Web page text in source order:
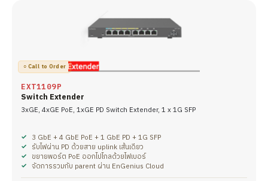
○ Call to Order
EXT1109P
Switch Extender
3xGE, 4xGE PoE, 1xGE PD Switch Extender, 1 x 1G SFP
3 GbE + 4 GbE PoE + 1 GbE PD + 1G SFP
รับไฟผ่าน PD ด้วยสาย uplink เส้นเดียว
ขยายพอร์ต PoE ออกไปไกลด้วยไฟเบอร์
จัดการรวมกับ parent ผ่าน EnGenius Cloud